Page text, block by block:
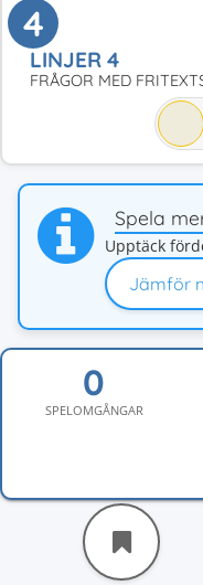
4
LINJER 4
FRÅGOR MED
Spela
Upptäck
Jämför
SPELOMGÅNGAR